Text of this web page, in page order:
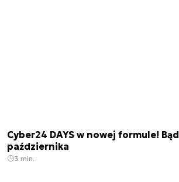
Cyber24 DAYS w nowej formule!
października
3 min.